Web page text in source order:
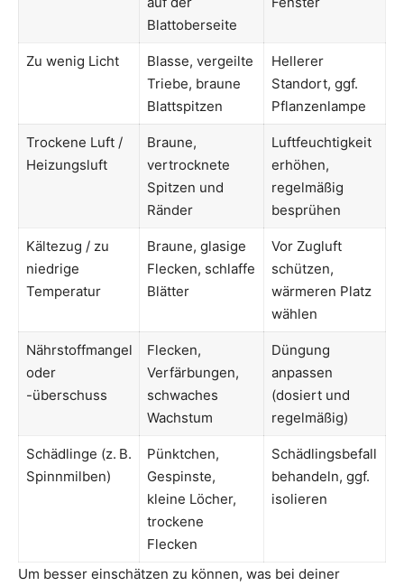
Blattoberseite
Zu wenig Licht
Blasse, vergeilte
Triebe, braune
Blattspitzen
Hellerer
Standort, ggf.
Pflanzenlampe
Trockene Luft /
Heizungsluft
Braune,
vertrocknete
Spitzen und
Ränder
Luftfeuchtigkeit
erhöhen,
regelmäßig
besprühen
Kältezug / zu
niedrige
Temperatur
Braune, glasige
Flecken, schlaffe
Blätter
Vor Zugluft
schützen,
wärmeren Platz
wählen
Nährstoffmangel
oder
-überschuss
Flecken,
Verfärbungen,
schwaches
Wachstum
Düngung
anpassen
(dosiert und
regelmäßig)
Schädlinge (z. B.
Spinnmilben)
Pünktchen,
Gespinste,
kleine Löcher,
trockene
Flecken
Schädlingsbefall
behandeln, ggf.
isolieren
Um besser einschätzen zu können, was bei deiner